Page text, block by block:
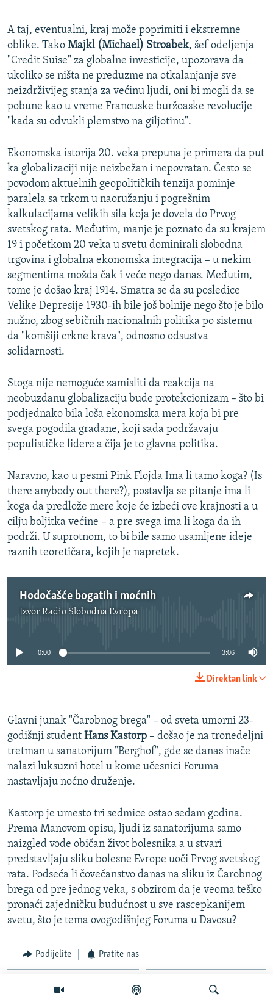
A taj, eventualni, kraj može poprimiti i ekstremne
oblike. Tako Majkl (Michael) Stroabek, šef odeljenja
"Credit Suise" za globalne investicije, upozorava da
ukoliko se ništa ne preduzme na otkalanjanje sve
neizdrživijeg stanja za većinu ljudi, oni bi mogli da se
pobune kao u vreme Francuske buržoaske revolucije
"kada su odvukli plemstvo na giljotinu".
Ekonomska istorija 20. veka prepuna je primera da put
ka globalizaciji nije neizbežan i nepovratan. Često se
povodom aktuelnih geopolitičkih tenzija pominje
paralela sa trkom u naoružanju i pogrešnim
kalkulacijama velikih sila koja je dovela do Prvog
svetskog rata. Međutim, manje je poznato da su krajem
19 i početkom 20 veka u svetu dominirali slobodna
trgovina i globalna ekonomska integracija – u nekim
segmentima možda čak i veće nego danas. Međutim,
tome je došao kraj 1914. Smatra se da su posledice
Velike Depresije 1930-ih bile još bolnije nego što je bilo
nužno, zbog sebičnih nacionalnih politika po sistemu
da "komšiji crkne krava", odnosno odsustva
solidarnosti.
Stoga nije nemoguće zamisliti da reakcija na
neobuzdanu globalizaciju bude protekcionizam – što bi
podjednako bila loša ekonomska mera koja bi pre
svega pogodila građane, koji sada podržavaju
populističke lidere a čija je to glavna politika.
Naravno, kao u pesmi Pink Flojda Ima li tamo koga? (Is
there anybody out there?), postavlja se pitanje ima li
koga da predlože mere koje će izbeći ove krajnosti a u
cilju boljitka većine – a pre svega ima li koga da ih
podrži. U suprotnom, to bi bile samo usamljene ideje
raznih teoretičara, kojih je napretek.
Hodočašće bogatih i moćnih
IzvorRadio Slobodna Evropa
No media source currently available
0:00 3:06
Direktan link
Glavni junak "Čarobnog brega" – od sveta umorni 23-
godišnji student Hans Kastorp – došao je na tronedeljni
tretman u sanatorijum "Berghof", gde se danas inače
nalazi luksuzni hotel u kome učesnici Foruma
nastavljaju noćno druženje.
Kastorp je umesto tri sedmice ostao sedam godina.
Prema Manovom opisu, ljudi iz sanatorijuma samo
naizgled vode običan život bolesnika a u stvari
predstavljaju sliku bolesne Evrope uoči Prvog svetskog
rata. Podseća li čovečanstvo danas na sliku iz Čarobnog
brega od pre jednog veka, s obzirom da je veoma teško
pronaći zajedničku budućnost u sve rascepkanijem
svetu, što je tema ovogodišnjeg Foruma u Davosu?
Podijelite Pratite nas
Povezani sadržaji